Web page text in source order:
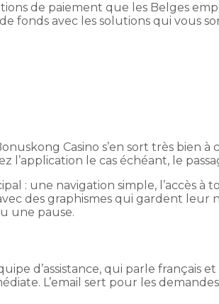
de paiement que les Belges
fonds avec les solutions qui vous
Casino s’en sort très bien
le cas échéant, le
: une navigation simple, l’accès
des graphismes qui gardent
une pause.
d’assistance, qui parle français
L’email sert pour les